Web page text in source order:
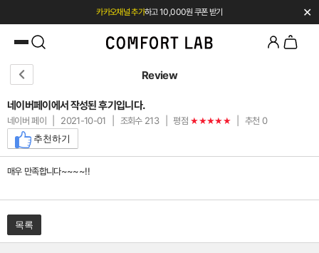
카카오채널 추가하고 10,000원 쿠폰 받기
첫 구매 시 베스트셀러 50% 즉시 할인
✕
Review
네이버페이에서 작성된 후기입니다.
네이버 페이 2021-10-01 조회수 213 평점 ★★★★★ 추천 0
추천하기
매우 만족합니다~~~~!!
목록